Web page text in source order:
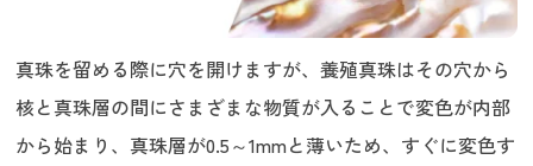
真珠を留める際に穴を開けますが、養殖真珠はその穴から
核と真珠層の間にさまざまな物質が入ることで変色が内部
から始まり、真珠層が0.5～1mmと薄いため、すぐに変色す